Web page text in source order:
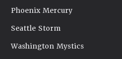
Phoenix Mercury
Seattle Storm
Washington Mystics